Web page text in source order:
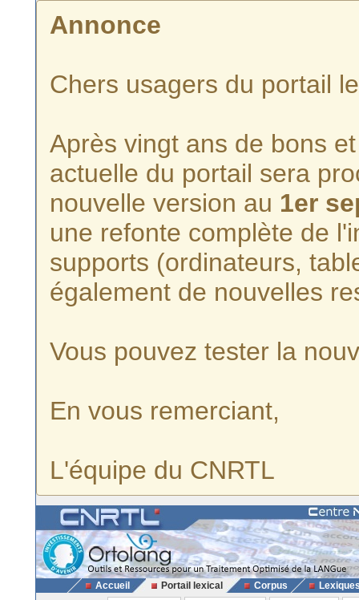
Annonce
Chers usagers du portail
Après vingt ans de bons
actuelle du portail sera
nouvelle version au 1er
une refonte complète de
supports (ordinateurs,
également de nouvelles
Vous pouvez tester la
En vous remerciant,
L'équipe du CNRTL
Accueil Portail lexical Corpus